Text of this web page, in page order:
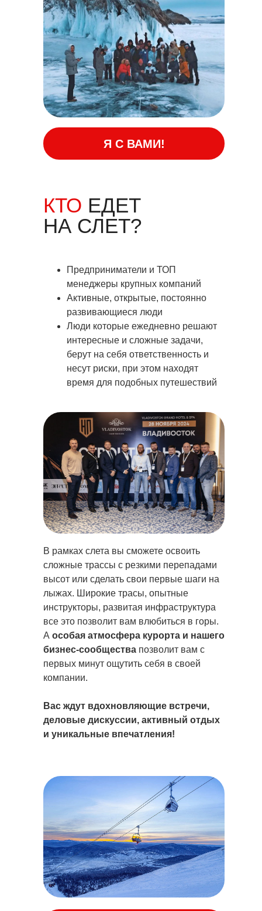
Я С ВАМИ!
КТО ЕДЕТ
НА СЛЕТ?
Предприниматели и ТОП
менеджеры крупных компаний
Активные, открытые, постоянно
развивающиеся люди
Люди которые ежедневно решают
интересные и сложные задачи,
берут на себя ответственность и
несут риски, при этом находят
время для подобных путешествий
В рамках слета вы сможете освоить
сложные трассы с резкими перепадами
высот или сделать свои первые шаги на
лыжах. Широкие трасы, опытные
инструкторы, развитая инфраструктура
все это позволит вам влюбиться в горы.
А особая атмосфера курорта и нашего
бизнес-сообщества позволит вам с
первых минут ощутить себя в своей
компании.
Вас ждут вдохновляющие встречи,
деловые дискуссии, активный отдых
и уникальные впечатления!